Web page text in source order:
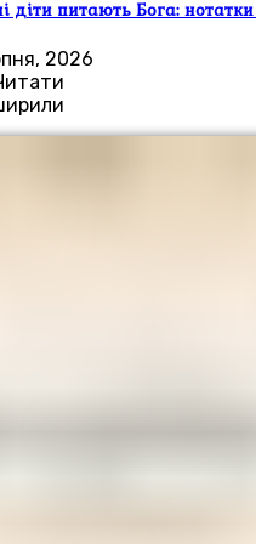
діти питають Бога:
2026